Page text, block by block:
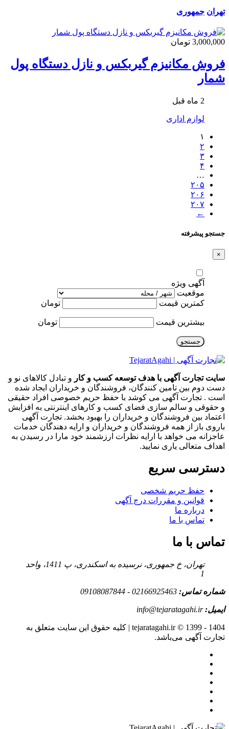
تهران جمهوری
3,000,000 تومان
فروش مکانیزم گیربکس و نازل دستگاه پول
شمار
2 ماه قبل
لوازم اداری
۱
۲
۳
۴
…
۲۰۵
۲۰۶
۲۰۷
←
جستجو پیشرفته
×
آگهی ویژه
موقعیت
کمترین قیمت
تومان
بیشترین قیمت تومان
جستجو
سایت تجارت آگهی با هدف توسعه کسب و کار و تبادل کالاهای نو و
دست دوم بین تامین کنندگان، فروشندگان و خریداران ایجاد شده
است . تجارت آگهی می کوشد با حفظ حریم خصوصی افراد حقیقی
و حقوقی و سالم سازی فضای کسب و کارهای اینترنتی به افزایش
اعتماد بین فروشندگان و خریداران را بهبود بخشد. تجارت آگهی
باروی باز از همه فروشندگان و خریداران و ارایه دهندگان خدمات
عاجزانه می خواهد با ارایه نظرات ارزشمند خود مارا در رسیدن به
اهداف متعالی یاری نمایید.
دسترسی سریع
حفظ حریم شخصی
قوانین و مقررات درج آگهی
درباره ما
تماس با ما
تماس با ما
تهران، خ جمهوری، نرسیده به اسکندری، پ 1411، واحد
1
شماره تماس: 02166925463 - 09108087844
ایمیل:info@tejaratagahi.ir
tejaratagahi.ir © 1399 - 1404 | کلیه حقوق این سایت متعلق به
تجارت آگهی می‌باشد.